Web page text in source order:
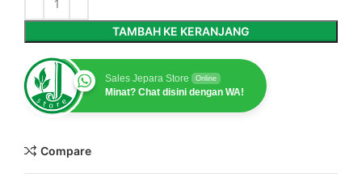
TAMBAH KE KERANJANG
Sales Jepara Store Online
Minat? Chat disini dengan WA!
Compare